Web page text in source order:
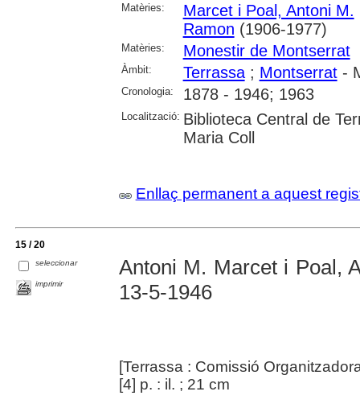
Matèries:
Marcet i Poal, Antoni M.
Ramon (1906-1977)
Matèries: Monestir de Montserrat
Àmbit: Terrassa; Montserrat-
Cronologia: 1878 - 1946; 1963
Localització: Biblioteca Central de
Maria Coll
Enllaç permanent a aquest
15 / 20
seleccionar
imprimir
Antoni M. Marcet i Poal,
13-5-1946
[Terrassa : Comissió
[4] p. : il. ; 21 cm